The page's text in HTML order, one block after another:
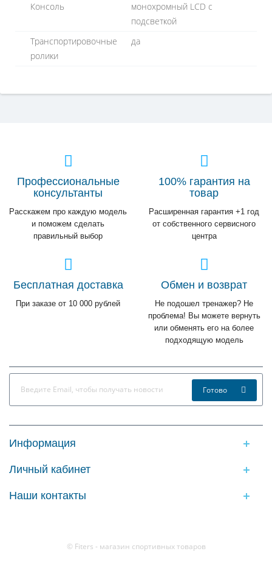
Консоль
монохромный LCD с
подсветкой
Транспортировочные
ролики
да
Профессиональные
консультанты
Расскажем про каждую модель
и поможем сделать
правильный выбор
100% гарантия на
товар
Расширенная гарантия +1 год
от собственного сервисного
центра
Бесплатная доставка
При заказе от 10 000 рублей
Обмен и возврат
Не подошел тренажер? Не
проблема! Вы можете вернуть
или обменять его на более
подходящую модель
Готово
Информация
Личный кабинет
Наши контакты
© Fiters - магазин спортивных товаров